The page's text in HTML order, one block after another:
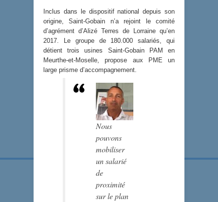
Inclus dans le dispositif national depuis son
origine, Saint-Gobain n’a rejoint le comité
d’agrément d’Alizé Terres de Lorraine qu’en
2017. Le groupe de 180.000 salariés, qui
détient trois usines Saint-Gobain PAM en
Meurthe-et-Moselle, propose aux PME un
large prisme d’accompagnement.
Nous
pouvons
mobiliser
un salarié
de
proximité
sur le plan